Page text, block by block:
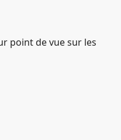
point de vue sur les